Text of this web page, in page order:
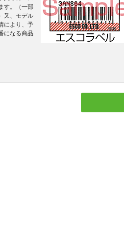
す。（一部
又、モデル
により、予
になる商品